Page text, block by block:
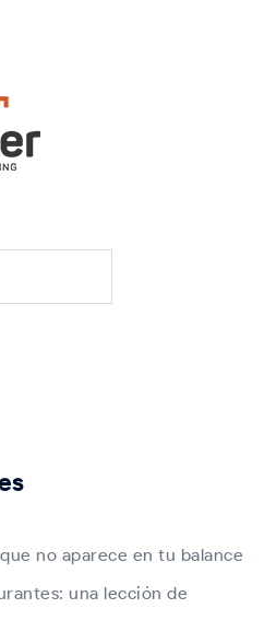
no aparece en tu balance
una lección de